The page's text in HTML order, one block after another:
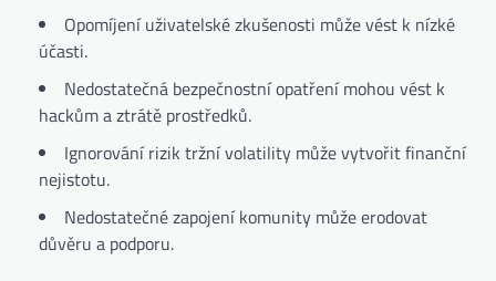
Opomíjení uživatelské zkušenosti může vést k nízké
účasti.
Nedostatečná bezpečnostní opatření mohou vést k
hackům a ztrátě prostředků.
Ignorování rizik tržní volatility může vytvořit finanční
nejistotu.
Nedostatečné zapojení komunity může erodovat
důvěru a podporu.